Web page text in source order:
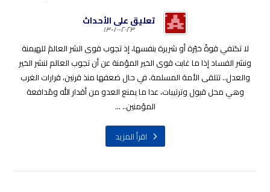
تعليق على الأحداث
٢٠٢٣-١٠-١٣
لا تكتفي قوةٌ خيّرة أو شريرة بنفسها، إذ تجوب قوى الشر العالمَ للهيمنة
ونشر الفساد إذا ما غابت قوى الخير المؤمنة عن أن تجوب العالم لنشر الخير
والعدل.. تتلقى الأمة المسلمة، في حال ضعفها منذ قرنين، قرارات الغرب
وهي محل قبول وترتيبات، عدا ما يمنع العدو من أقدار الله ومُدافعة
المؤمنين.. ...
اقرأ المزيد